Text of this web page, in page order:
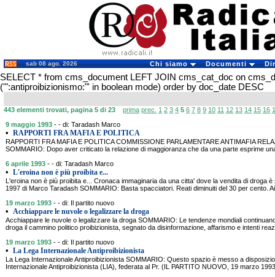
sab 08 ago. 2026 Chi siamo Documenti
SELECT * from cms_document LEFT JOIN cms_cat_doc on
('":antiproibizionismo:"' in boolean mode) order by doc_date DESC
443 elementi trovati, pagina 5 di 23 prima prec. 1 2 3 4 5 6 7 8 9 10 11 12 13 14 15 16
9 maggio 1993 - - di: Taradash Marco
• RAPPORTI FRA MAFIA E POLITICA
RAPPORTI FRA MAFIA E POLITICA COMMISSIONE PARLAMENTARE ANTIMAFIA
SOMMARIO: Dopo aver criticato la relazione di maggioranza che da una parte esprime
6 aprile 1993 - - di: Taradash Marco
• L'eroina non è più proibita e...
L'eroina non è più proibita e... Cronaca immaginaria da una citta' dove la vendita di droga
1997 di Marco Taradash SOMMARIO: Basta spacciatori. Reati diminuiti del 30 per cento.
19 marzo 1993 - - di: Il partito nuovo
• Acchiappare le nuvole o legalizzare la droga
Acchiappare le nuvole o legalizzare la droga SOMMARIO: Le tendenze mondiali
droga il cammino politico proibizionista, segnato da disinformazione, affarismo e intenti
19 marzo 1993 - - di: Il partito nuovo
• La Lega Internazionale Antiproibizionista
La Lega Internazionale Antiproibizionista SOMMARIO: Questo spazio è messo a
Internazionale Antiproibizionista (LIA), federata al Pr. (IL PARTITO NUOVO, 19 marzo